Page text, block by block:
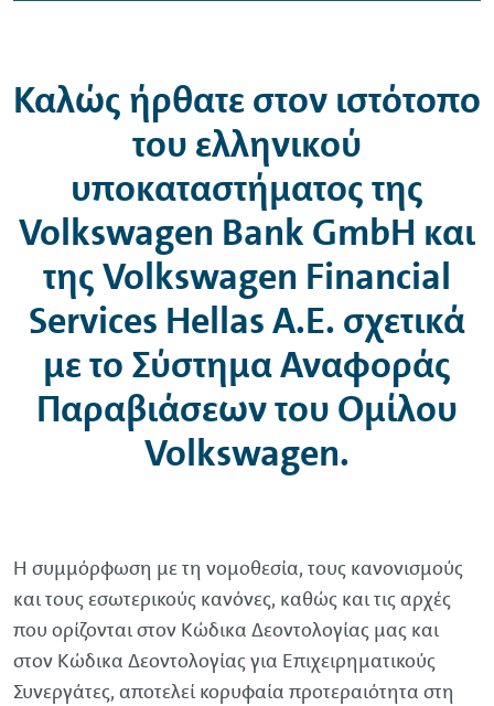
Καλώς ήρθατε στον ιστότοπο
του ελληνικού
υποκαταστήματος της
Volkswagen BankGmbH και
τηςVolkswagen Financial
Services HellasA.E. σχετικά
με το Σύστημα Αναφοράς
Παραβιάσεων του Ομίλου
Volkswagen.
Η συμμόρφωση με τη νομοθεσία, τους κανονισμούς
και τους εσωτερικούς κανόνες, καθώς και τις αρχές
που ορίζονται στον Κώδικα Δεοντολογίας μας και
στον Κώδικα Δεοντολογίας για Επιχειρηματικούς
Συνεργάτες, αποτελεί κορυφαία προτεραιότητα στη